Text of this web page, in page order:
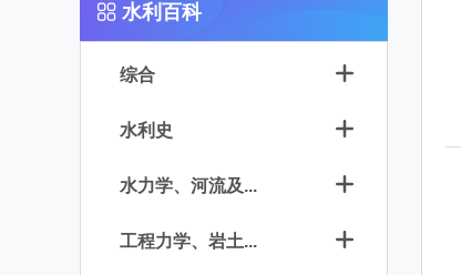
水利百科
综合
水利史
水力学、河流及...
工程力学、岩土...